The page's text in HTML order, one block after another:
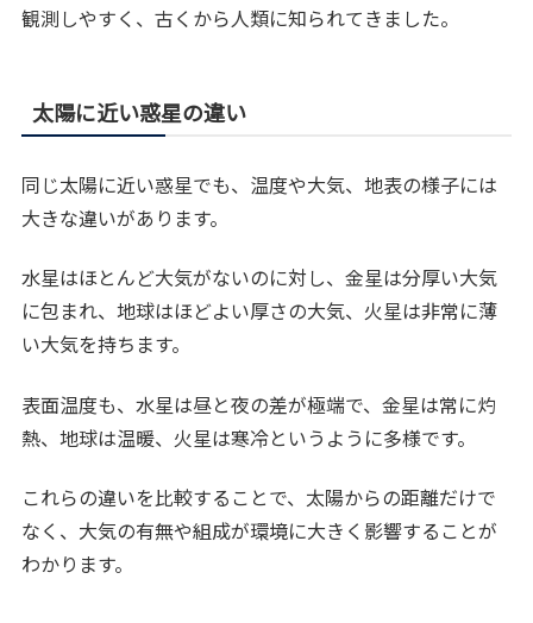
観測しやすく、古くから人類に知られてきました。
太陽に近い惑星の違い
同じ太陽に近い惑星でも、温度や大気、地表の様子には
大きな違いがあります。
水星はほとんど大気がないのに対し、金星は分厚い大気
に包まれ、地球はほどよい厚さの大気、火星は非常に薄
い大気を持ちます。
表面温度も、水星は昼と夜の差が極端で、金星は常に灼
熱、地球は温暖、火星は寒冷というように多様です。
これらの違いを比較することで、太陽からの距離だけで
なく、大気の有無や組成が環境に大きく影響することが
わかります。